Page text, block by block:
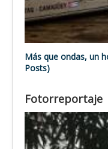
Más que ondas, un
Posts)
Fotorreportaje